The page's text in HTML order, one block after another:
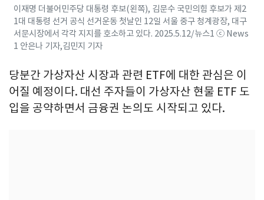
이재명 더불어민주당 대통령 후보(왼쪽), 김문수 국민의힘 후보가 제2
1대 대통령 선거 공식 선거운동 첫날인 12일 서울 중구 청계광장, 대구
서문시장에서 각각 지지를 호소하고 있다. 2025.5.12/뉴스1 ⓒ News
1 안은나 기자,김민지 기자
당분간 가상자산 시장과 관련 ETF에 대한 관심은 이
어질 예정이다. 대선 주자들이 가상자산 현물 ETF 도
입을 공약하면서 금융권 논의도 시작되고 있다.